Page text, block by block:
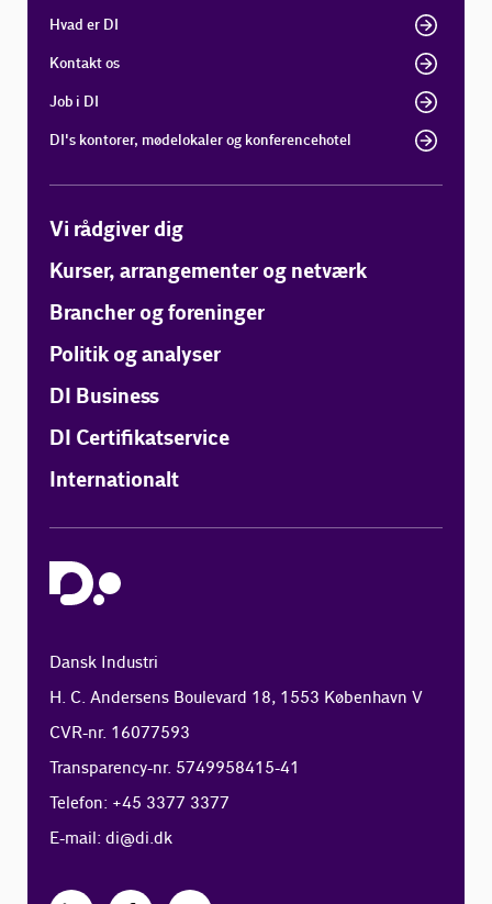
Hvad er DI
Kontakt os
Job i DI
DI's kontorer, mødelokaler og konferencehotel
Vi rådgiver dig
Kurser, arrangementer og netværk
Brancher og foreninger
Politik og analyser
DI Business
DI Certifikatservice
Internationalt
Dansk Industri
H. C. Andersens Boulevard 18, 1553 København V
CVR-nr. 16077593
Transparency-nr. 5749958415-41
Telefon: +45 3377 3377
E-mail:di@di.dk